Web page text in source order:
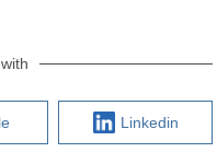
Linkedin